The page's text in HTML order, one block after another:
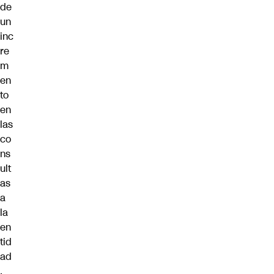
de
un
inc
re
m
en
to
en
las
co
ns
ult
as
a
la
en
tid
ad
.